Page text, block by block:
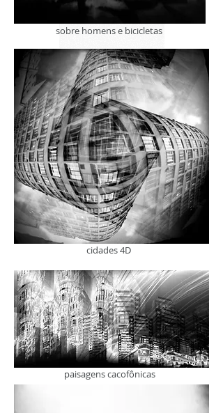
sobre homens e bicicletas
cidades 4D
paisagens cacofônicas